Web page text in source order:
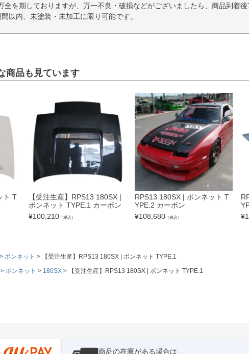
全を期しておりますが、万一不良・破損などがございましたら、商品到着
以内、未塗装・未加工に限り可能です。
商品も見ています
ト T
【受注生産】RPS13 180SX |
ボンネット TYPE.1 カーボン
¥100,210 （税込）
RPS13 180SX | ボンネット T
YPE.2 カーボン
¥108,680 （税込）
¥
ボンネット
【受注生産】RPS13 180SX | ボンネット TYPE.1
ボンネット 180SX 【受注生産】RPS13 180SX | ボンネット TYPE.1
商品の在庫がある場合は